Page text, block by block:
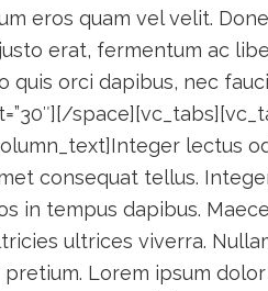
eros quam vel velit.
erat, fermentum ac
quis orci dapibus, nec
lectus
consequat tellus.
in tempus dapibus.
ultrices viverra.
Lorem ipsum